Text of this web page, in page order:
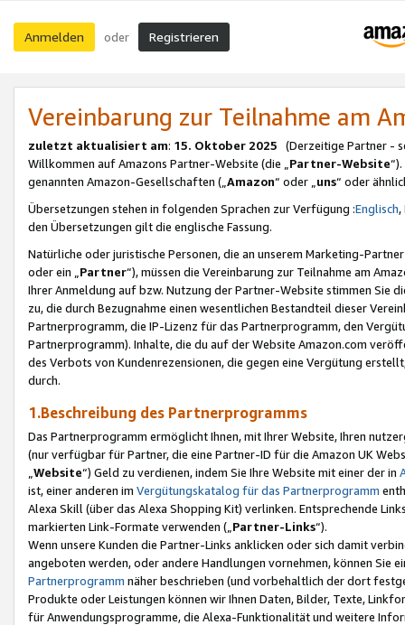
Anmelden oder Registrieren
Vereinbarung zur Teilnahme am
zuletzt aktualisiert am: 15. Oktober 2025 (Derzeitige Partner -
Willkommen auf Amazons Partner-Website (die „Partner-Website
genannten Amazon-Gesellschaften („Amazon“ oder „uns“ oder
Übersetzungen stehen in folgenden Sprachen zur Verfügung :Englisch,
den Übersetzungen gilt die englische Fassung.
Natürliche oder juristische Personen, die an unserem Marketing-
oder ein „Partner“), müssen die Vereinbarung zur Teilnahme am
Ihrer Anmeldung auf bzw. Nutzung der Partner-Website stimmen Sie
zu, die durch Bezugnahme einen wesentlichen Bestandteil dieser
Partnerprogramm, die IP-Lizenz für das Partnerprogramm, den
Partnerprogramm). Inhalte, die du auf der Website Amazon.com
des Verbots von Kundenrezensionen, die gegen eine Vergütung
durch.
1.Beschreibung des Partnerprogramms
Das Partnerprogramm ermöglicht Ihnen, mit Ihrer Website, Ihren
(nur verfügbar für Partner, die eine Partner-ID für die Amazon UK
Website“) Geld zu verdienen, indem Sie Ihre Website mit einer der in
ist, einer anderen im Vergütungskatalog für das Partnerprogramm
Alexa Skill (über das Alexa Shopping Kit) verlinken. Entsprechende
markierten Link-Formate verwenden („ Partner-Links“).
Wenn unsere Kunden die Partner-Links anklicken oder sich damit
angeboten werden, oder andere Handlungen vornehmen, können Sie
Partnerprogramm näher beschrieben (und vorbehaltlich der dort
Produkte oder Leistungen können wir Ihnen Daten, Bilder, Texte,
für Anwendungsprogramme, die Alexa-Funktionalität und weitere